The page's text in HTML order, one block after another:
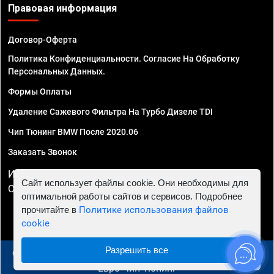
Правовая информация
Договор-Оферта
Политика Конфиденциальности. Согласие На Обработку
Персональных Данных.
Формы Оплаты
Удаление Сажевого Фильтра На Турбо Дизеле TDI
Чип Тюнинг BMW После 2020.06
Заказать Звонок
ИП Смирнов Георгий Павлович. ИНН 781302555843,
ОГРНИП 324470400032610
© 2010 - 2026 Чип тюнинг в Москве и МО - Автосервис
"Евро Чип Тюнинг"
Сайт использует файлы cookie. Они необходимы для
оптимальной работы сайтов и сервисов. Подробнее
прочитайте в Политике использования файлов
cookie
Разрешить все